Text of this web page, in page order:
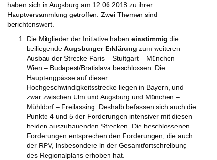
haben sich in Augsburg am 12.06.2018 zu ihrer
Hauptversammlung getroffen. Zwei Themen sind
berichtenswert.
Die Mitglieder der Initiative haben einstimmig die
beiliegende Augsburger Erklärung zum weiteren
Ausbau der Strecke Paris – Stuttgart – München –
Wien – Budapest/Bratislava beschlossen. Die
Hauptengpässe auf dieser
Hochgeschwindigkeitsstrecke liegen in Bayern, und
zwar zwischen Ulm und Augsburg und München –
Mühldorf – Freilassing. Deshalb befassen sich auch die
Punkte 4 und 5 der Forderungen intensiver mit diesen
beiden auszubauenden Strecken. Die beschlossenen
Forderungen entsprechen den Forderungen, die auch
der RPV, insbesondere in der Gesamtfortschreibung
des Regionalplans erhoben hat.